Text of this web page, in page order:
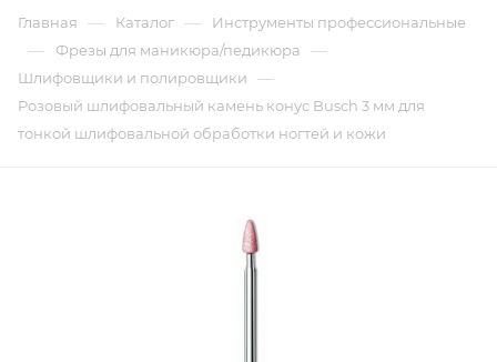
Главная — Каталог — Инструменты профессиональные
— Фрезы для маникюра/педикюра —
Шлифовщики и полировщики —
Розовый шлифовальный камень конус Busch 3 мм для
тонкой шлифовальной обработки ногтей и кожи